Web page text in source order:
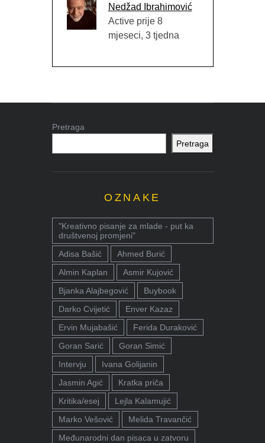
Nedžad Ibrahimović
Active prije 8
mjeseci, 3 tjedna
Pretraga
Pretraga
OZNAKE
"Kreativno pisanje za mlade - put ka
društvenoj promjeni"
Adisa Bašić
Ahmed Burić
Almin Kaplan
Asmir Kujović
Bjanka Alajbegović
Buybook
Darko Cvijetić
Enver Kazaz
Ervin Mujabašić
Ferida Duraković
Goran Sarić
Goran Simić
Intervju
Ivana Golijanin
Jasmin Agić
Kratka priča
Kritika/esej
Lejla Kalamujić
Marko Vešović
Melida Travančić
Međunarodni dan pisaca u zatvoru